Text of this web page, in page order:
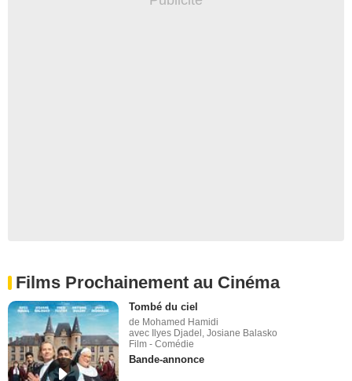
Films Prochainement au Cinéma
Tombé du ciel
de Mohamed Hamidi
avec Ilyes Djadel, Josiane Balasko
Film - Comédie
Bande-annonce